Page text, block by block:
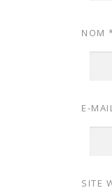
NOM
E-
SITE